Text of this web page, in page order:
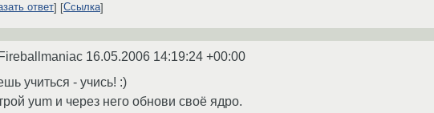
ответ
Ссылка
16.05.2006 14:19:24 +00:00
учиться - учись! :)
yum и через него обнови своё ядро.